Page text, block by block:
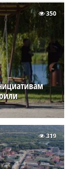
350
319